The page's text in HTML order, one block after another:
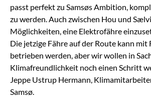
passt perfekt zu Samsøs Ambition,
zu werden. Auch zwischen Hou und
Möglichkeiten, eine Elektrofähre
Die jetzige Fähre auf der Route kann mit
betrieben werden, aber wir wollen in
Klimafreundlichkeit noch einen Schritt
Jeppe Ustrup Hermann,
Samsø.